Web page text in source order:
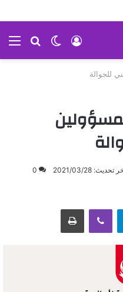
بحث
عن
الوضع
المظلم
تسجيل
الدخول
للجوالة
تحديث: 2021/03/28 0